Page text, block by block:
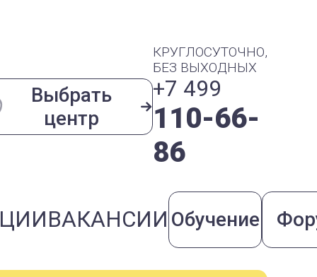
Выбрать
центр
КРУГЛОСУТОЧНО,
БЕЗ ВЫХОДНЫХ
+7 499
110-66-
86
ВАКАНСИИ Обучение